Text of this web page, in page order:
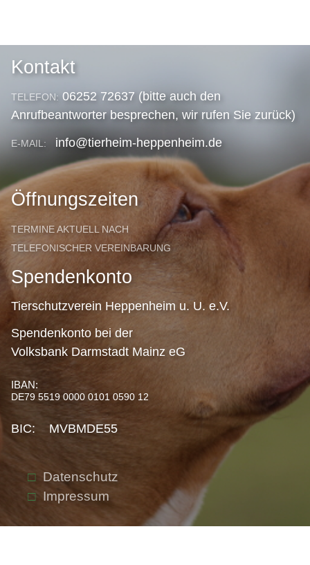
Kontakt
TELEFON: 06252 72637 (bitte auch den
Anrufbeantworter besprechen, wir rufen Sie zurück)
E-MAIL: info@tierheim-heppenheim.de
Öffnungszeiten
TERMINE AKTUELL NACH
TELEFONISCHER VEREINBARUNG
Spendenkonto
Tierschutzverein Heppenheim u. U. e.V.
Spendenkonto bei der
Volksbank Darmstadt Mainz eG
IBAN:
DE79 5519 0000 0101 0590 12
BIC: MVBMDE55
Datenschutz
Impressum